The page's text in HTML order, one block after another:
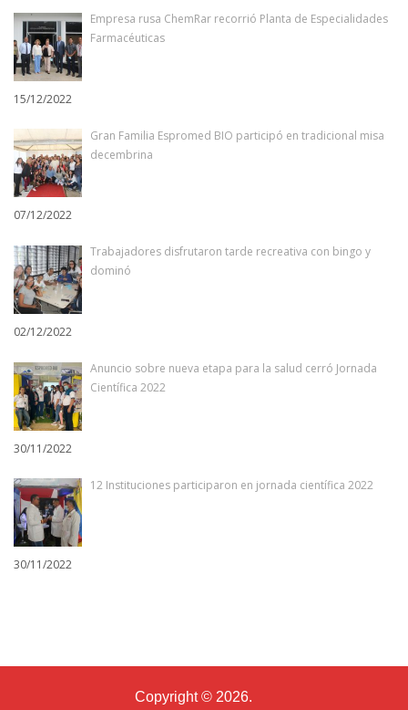
Empresa rusa ChemRar recorrió Planta de Especialidades
Farmacéuticas
15/12/2022
Gran Familia Espromed BIO participó en tradicional misa
decembrina
07/12/2022
Trabajadores disfrutaron tarde recreativa con bingo y
dominó
02/12/2022
Anuncio sobre nueva etapa para la salud cerró Jornada
Científica 2022
30/11/2022
12 Instituciones participaron en jornada científica 2022
30/11/2022
Copyright © 2026.